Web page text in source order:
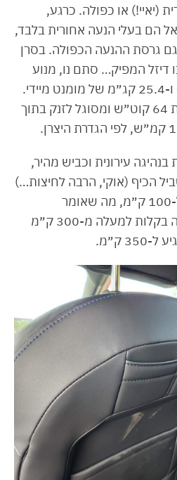
(יאיי!) או כפולה. כרגע,
הם בעלי הנעה אחורית בלבד,
גרסת ההנעה הכפולה. בסרן
דיזל המפיק… סתם נו, מנוע
חשמלי המייצר 204 כ״ס ו-25.4 קג״מ של מומנט מיידי.
הוא ניזון מסוללה בקיבולת 64 קוט״ש ומסוגל לזנק בתוך
עירונית וכביש מהיר,
הכיף (אוקי, הרבה לחיצות…)
עמדה על 19.9 קוט״ש ל-100 ק״מ, מה שאומר
שבחישוב מהיר הוא עושה בקלות למעלה מ-300 ק״מ
ק״מ.